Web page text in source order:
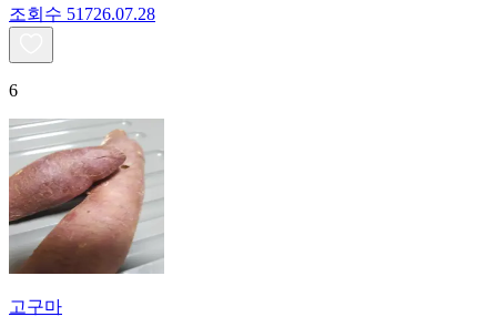
조회수 51726.07.28
6
고구마